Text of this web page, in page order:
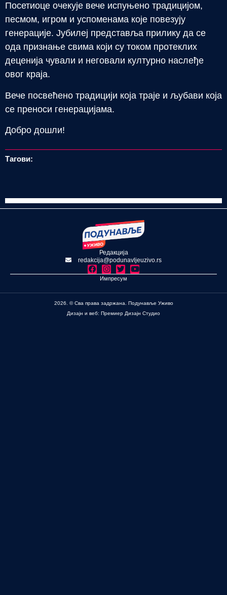
Посетиоце очекује вече испуњено традицијом,
песмом, игром и успоменама које повезују
генерације. Јубилеј представља прилику да се
ода признање свима који су током протеклих
деценија чували и неговали културно наслеђе
овог краја.
Вече посвећено традицији која траје и љубави која
се преноси генерацијама.
Добро дошли!
Тагови:
Редакција
redakcija@podunavljeuzivo.rs
Импресум
2026. © Сва права задржана. Подунавље Уживо
Дизајн и веб: Премиер Дизајн Студио